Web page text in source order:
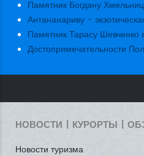
Памятник Богдану
Антананариву -
Памятник Тарасу Шевченко
Достопримечательности
НОВОСТИ | КУРОРТЫ |
Новости туризма